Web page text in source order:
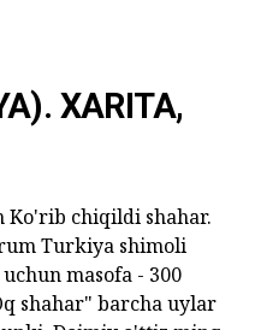
XARITA,
Ko'rib chiqildi shahar.
Turkiya shimoli
masofa - 300
shahar" barcha uylar